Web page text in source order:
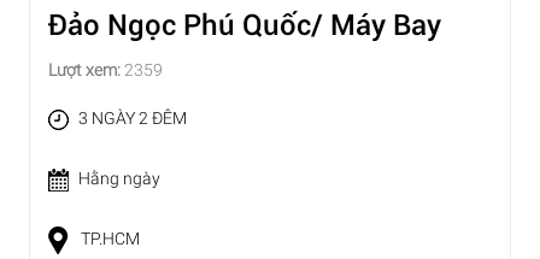
Đảo Ngọc Phú Quốc/ Máy Bay
Lượt xem:2359
3 NGÀY 2 ĐÊM
Hằng ngày
TP.HCM